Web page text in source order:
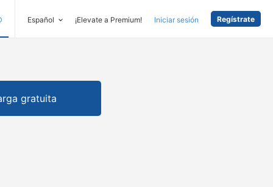
Español ¡Elevate a Premium! Iniciar sesión Regístrate
gratuita